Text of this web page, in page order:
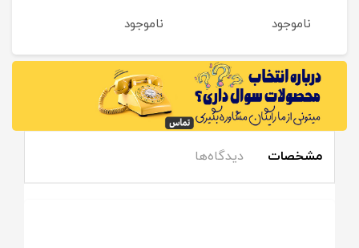
ناموجود ناموجود
مشخصات دیدگاه‌ها